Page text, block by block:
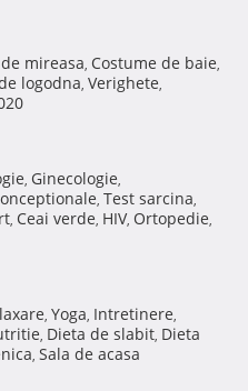
mireasa, Costume de baie,
logodna, Verighete,
, Ginecologie,
, Test sarcina,
, Ceai verde, HIV, Ortopedie,
, Yoga, Intretinere,
, Dieta de slabit, Dieta
, Sala de acasa